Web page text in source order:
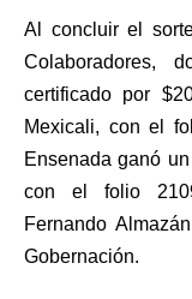
Al concluir el
Colaboradores,
certificado por
Mexicali, con el
Ensenada ganó
con el folio
Fernando
Gobernación.